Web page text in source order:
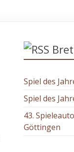
Spiel des
Spiel des
43.
Göttingen